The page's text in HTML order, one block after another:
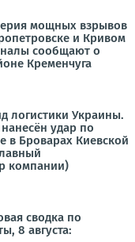
мощных взрывов
и Кривом
сообщают о
Кременчуга
логистики Украины.
удар по
в Броварах Киевской
компании)
сводка по
8 августа: